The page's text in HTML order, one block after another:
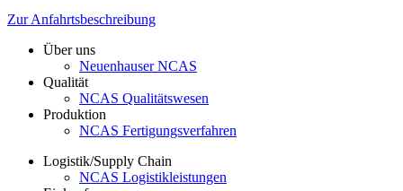
Zur Anfahrtsbeschreibung
Über uns
Neuenhauser NCAS
Qualität
NCAS Qualitätswesen
Produktion
NCAS Fertigungsverfahren
Logistik/Supply Chain
NCAS Logistikleistungen